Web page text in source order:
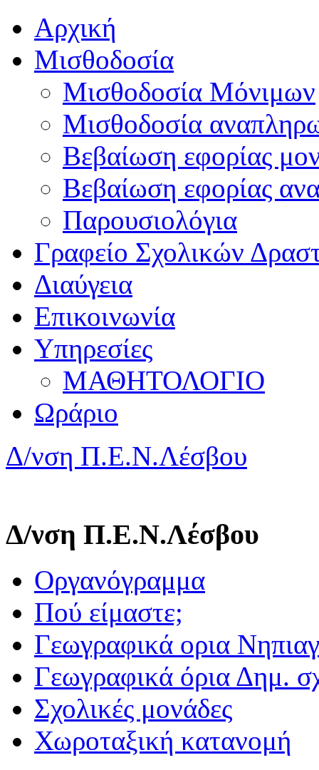
Αρχική
Μισθοδοσία
Μισθοδοσία Μόνιμων
Μισθοδοσία
Βεβαίωση εφορίας
Βεβαίωση εφορίας
Παρουσιολόγια
Γραφείο Σχολικών
Διαύγεια
Επικοινωνία
Υπηρεσίες
ΜΑΘΗΤΟΛΟΓΙΟ
Ωράριο
Δ/νση Π.Ε.Ν.Λέσβου
Δ/νση Π.Ε.Ν.Λέσβου
Οργανόγραμμα
Πού είμαστε;
Γεωγραφικά ορια
Γεωγραφικά όρια Δημ.
Σχολικές μονάδες
Χωροταξική κατανομή